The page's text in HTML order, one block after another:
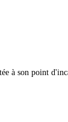
à son point